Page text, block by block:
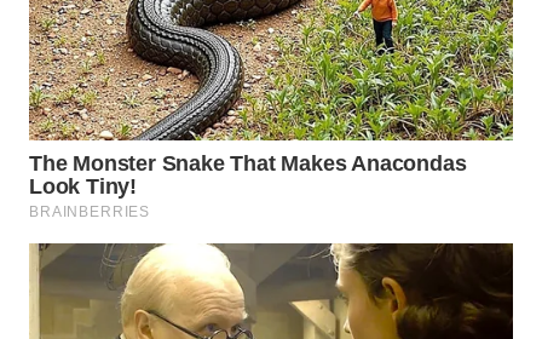
PRIANGAN
TIMUR
WN
SEMARANG
WN
WN
BOROBUDUR